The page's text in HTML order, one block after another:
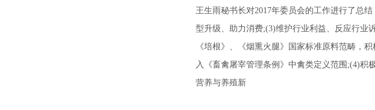
王生雨秘书长对2017年委员会的工作进行了总
型升级、助力消费;(3)维护行业利益、反应行业
《培根》、《烟熏火腿》国家标准原料范畴，
入《畜禽屠宰管理条例》中禽类定义范围;(4)积
营养与养殖新